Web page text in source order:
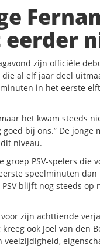
zijn officiële
al elf jaar deel
in het eerste
het kwam steeds
bij ons.” De
niveau.
PSV-spelers
speelminuten
blijft nog steeds op
zijn achttiende
ook Joël van den